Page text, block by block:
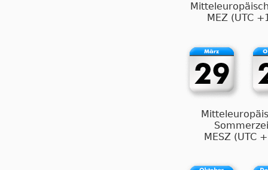
MEZ (UTC
MESZ (UTC